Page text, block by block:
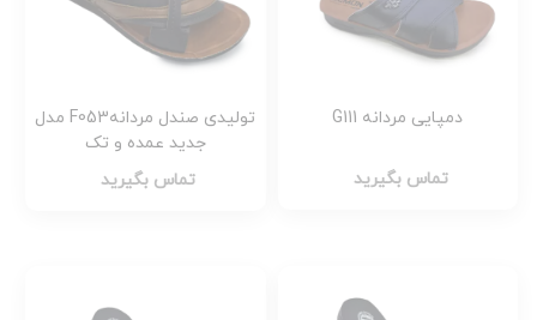
دمپایی مردانه G111
تماس بگیرید
تولیدی صندل مردانهF053 مدل
جدید عمده و تک
تماس بگیرید